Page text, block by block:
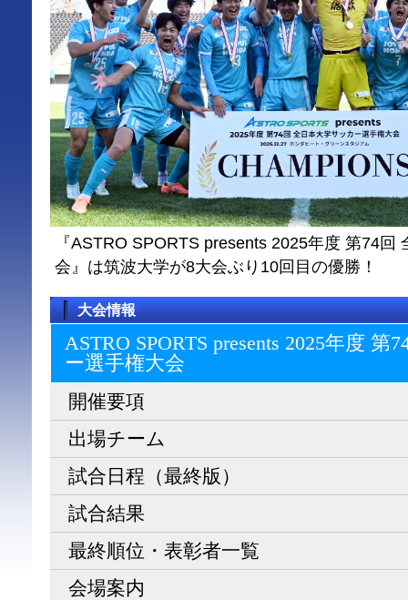
『ASTRO SPORTS presents 2025年度 第74回
会』は筑波大学が8大会ぶり10回目の優勝！
大会情報
ASTRO SPORTS presents 2025年度
ー選⼿権⼤会
開催要項
出場チーム
試合日程（最終版）
試合結果
最終順位・表彰者一覧
会場案内